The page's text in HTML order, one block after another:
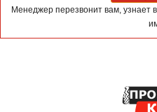
Менеджер перезвонит вам, узнает